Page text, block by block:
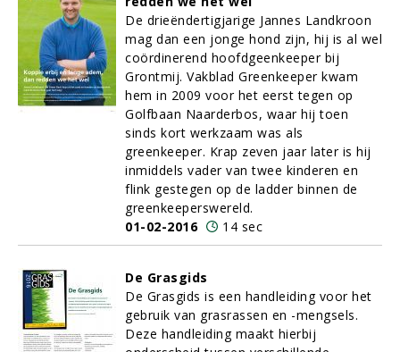
De drieëndertigjarige Jannes Landkroon
mag dan een jonge hond zijn, hij is al wel
coördinerend hoofdgeenkeeper bij
Grontmij. Vakblad Greenkeeper kwam
hem in 2009 voor het eerst tegen op
Golfbaan Naarderbos, waar hij toen
sinds kort werkzaam was als
greenkeeper. Krap zeven jaar later is hij
inmiddels vader van twee kinderen en
flink gestegen op de ladder binnen de
greenkeeperswereld.
01-02-2016
14 sec
De Grasgids
De Grasgids is een handleiding voor het
gebruik van grasrassen en -mengsels.
Deze handleiding maakt hierbij